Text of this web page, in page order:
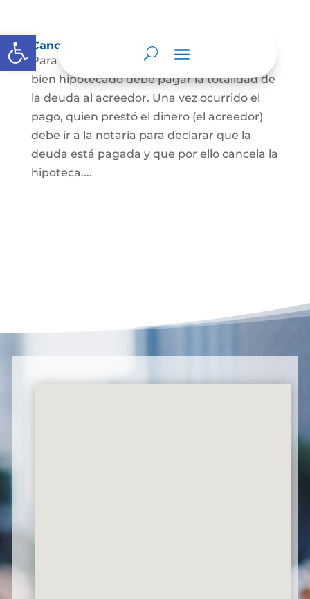
Abrir barra de herramientas
Cancelación de Hipoteca
Para cancelar una hipoteca, el dueño del
bien hipotecado debe pagar la totalidad de
la deuda al acreedor. Una vez ocurrido el
pago, quien prestó el dinero (el acreedor)
debe ir a la notaría para declarar que la
deuda está pagada y que por ello cancela la
hipoteca....